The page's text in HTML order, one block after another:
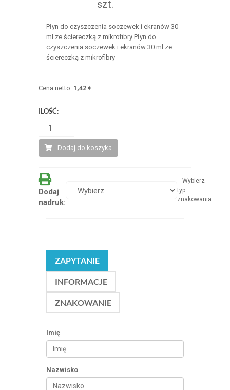
szt.
Płyn do czyszczenia soczewek i ekranów 30
ml ze ściereczką z mikrofibry Płyn do
czyszczenia soczewek i ekranów 30 ml ze
ściereczką z mikrofibry
Cena netto: 1,42€
ILOŚĆ:
Dodaj do koszyka
Dodaj
nadruk:
Wybierz
typ
znakowania
ZAPYTANIE
INFORMACJE
ZNAKOWANIE
Imię
Nazwisko